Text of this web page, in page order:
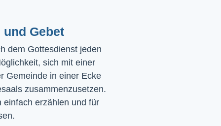
und Gebet
dem Gottesdienst jeden
sich mit einer
Gemeinde in einer Ecke
zusammenzusetzen.
einfach erzählen und für